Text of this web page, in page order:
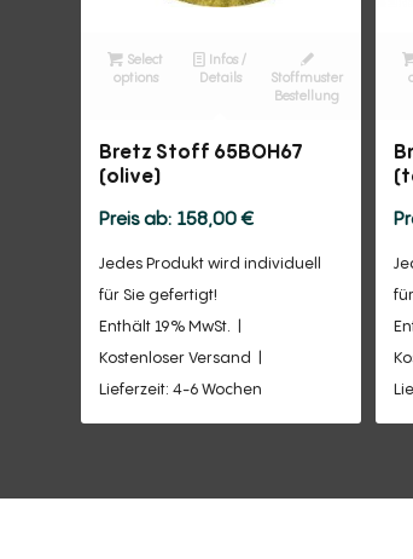
Select
options
Infos /
Details
Stoffmuster
Bestellung
Bretz Stoff 65BOH67
(olive)
158,00€
Jedes Produkt wird individuell
für Sie gefertigt!
Enthält 19% MwSt.
Kostenloser Versand
Lieferzeit: 4-6 Wochen